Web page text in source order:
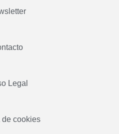
Legal
de cookies